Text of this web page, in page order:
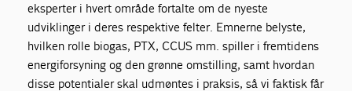
eksperter i hvert område fortalte om de nyeste
udviklinger i deres respektive felter. Emnerne belyste,
hvilken rolle biogas, PTX, CCUS mm. spiller i fremtidens
energiforsyning og den grønne omstilling, samt hvordan
disse potentialer skal udmøntes i praksis, så vi faktisk får